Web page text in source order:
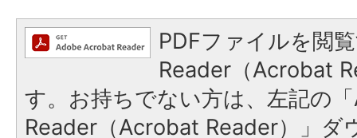
PDFファイルを閲
Reader（Acrobat
す。お持ちでない方は、左記の
Reader（Acrobat Reader）」ダ